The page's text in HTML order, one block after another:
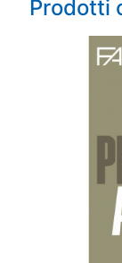
Prodotti